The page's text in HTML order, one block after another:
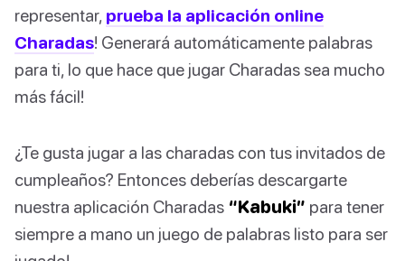
representar, prueba la aplicación online
Charadas! Generará automáticamente palabras
para ti, lo que hace que jugar Charadas sea mucho
más fácil!
¿Te gusta jugar a las charadas con tus invitados de
cumpleaños? Entonces deberías descargarte
nuestra aplicación Charadas “Kabuki” para tener
siempre a mano un juego de palabras listo para ser